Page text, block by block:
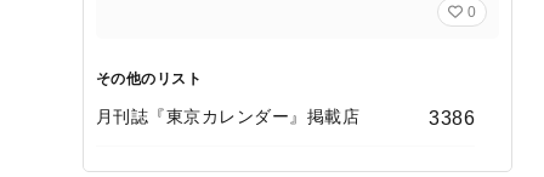
0
その他のリスト
月刊誌『東京カレンダー』掲載店 3386